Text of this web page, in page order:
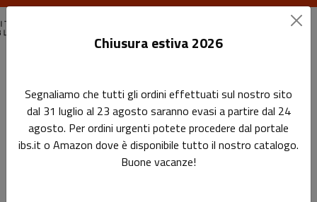
Complottismi
Sottotitolo non presente
Chiusura estiva 2026
Segnaliamo che tutti gli ordini effettuati sul nostro sito
dal 31 luglio al 23 agosto saranno evasi a partire dal 24
agosto. Per ordini urgenti potete procedere dal portale
ibs.it o Amazon dove è disponibile tutto il nostro catalogo.
Buone vacanze!